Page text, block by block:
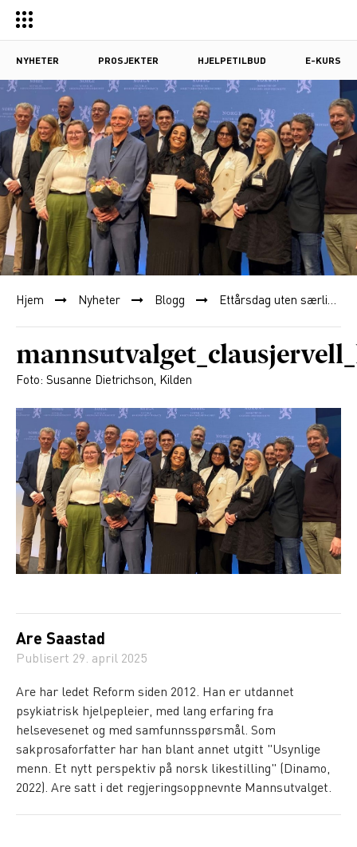
NYHETER PROSJEKTER HJELPETILBUD E-KURS
Hjem Nyheter Blogg Ettårsdag uten særlig grunn til feiring
Foto: Susanne Dietrichson, Kilden
Are Saastad
Publisert 29. april 2025
Are har ledet Reform siden 2012. Han er utdannet
psykiatrisk hjelpepleier, med lang erfaring fra
helsevesenet og med samfunnsspørsmål. Som
sakprosaforfatter har han blant annet utgitt "Usynlige
menn. Et nytt perspektiv på norsk likestilling" (Dinamo,
2022). Are satt i det regjeringsoppnevnte Mannsutvalget.